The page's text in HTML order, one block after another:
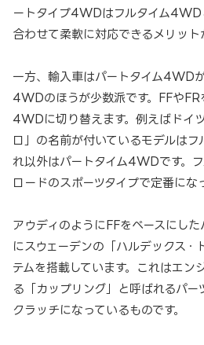
ートタイプ4WDはフルタイム4WD
合わせて柔軟に対応できるメリット
一方、輸入車はパートタイム4WD
4WDのほうが少数派です。FFやFR
4WDに切り替えます。例えばドイ
ロ」の名前が付いているモデルは
れ以外はパートタイム4WDです。
ロードのスポーツタイプで定番にな
アウディのようにFFをベースにし
にスウェーデンの「ハルデックス・
テムを搭載しています。これはエン
る「カップリング」と呼ばれるパ
クラッチになっているものです。